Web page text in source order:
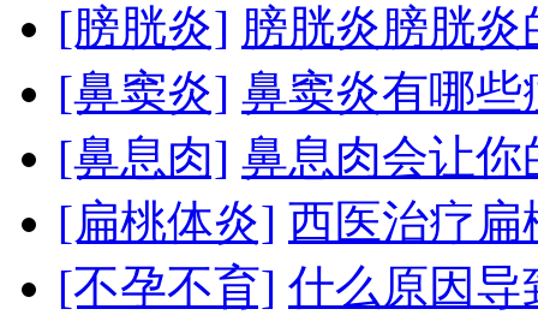
[膀胱炎] 膀胱炎膀胱
[鼻窦炎] 鼻窦炎有哪些
[鼻息肉] 鼻息肉会让
[扁桃体炎] 西医治疗扁
[不孕不育] 什么原因导